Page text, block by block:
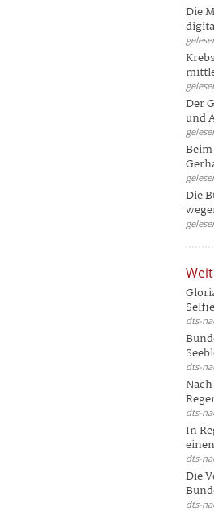
Die
Der
und
Die
dts-
dts-
dts-
In
dts-
Die
dts-